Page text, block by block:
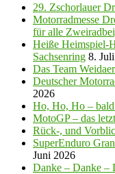
29. Zschorlauer
Motorradmesse
für alle
Heiße Heimspiel-
Sachsenring 8.
Das Team
Deutscher
2026
Ho, Ho, Ho –
MotoGP – das
Rück-, und
SuperEnduro
Juni 2026
Danke – Danke –